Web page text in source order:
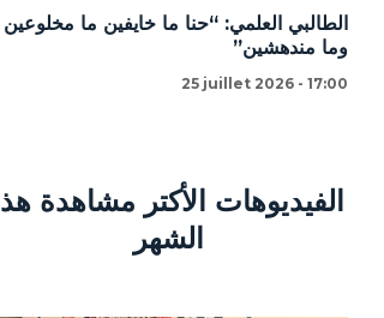
الطالبي العلمي: “حنا ما خايفين ما مخلوعين
وما مندهشين”
25 juillet 2026 - 17:00
الفيديوهات الأكتر مشاهدة هذا
الشهر